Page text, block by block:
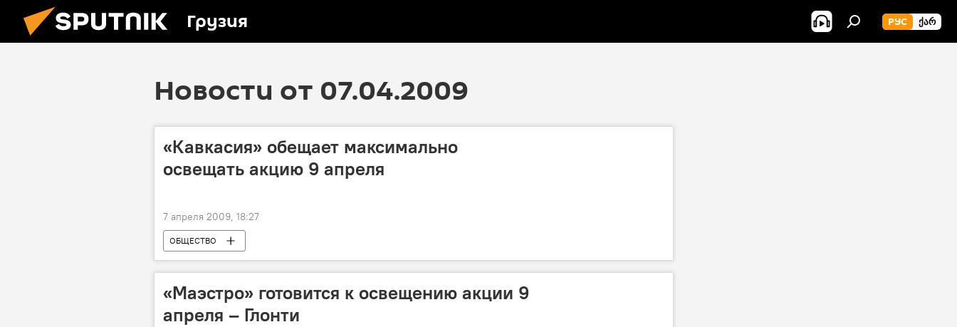
Грузия РУС ᲥᲐᲠ
Новости от 07.04.2009
«Кавкасия» обещает максимально
освещать акцию 9 апреля
7 апреля 2009, 18:27
ОБЩЕСТВО
«Маэстро» готовится к освещению акции 9
апреля – Глонти